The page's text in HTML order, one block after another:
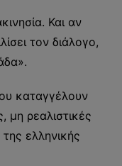
Και αν
τον διάλογο,
καταγγέλουν
μη ρεαλιστικές
ελληνικής